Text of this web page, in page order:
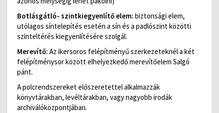
Botlásgátló- szintkiegyenlítő elem: biztonsági elem,
utólagos síntelepítés esetén a sín és a padlószint közötti
szinteltérés kiegyenlítésére szolgál.
Merevítő: Az ikersoros felépítményű szerkezeteknél a két
felépítménysor között elhelyezkedő merevítőelem Salgó
pánt.
A polcrendszereket előszeretettel alkalmazzák
könyvtárakban, levéltárakban, vagy nagyobb irodák
archiválóközpontjában.